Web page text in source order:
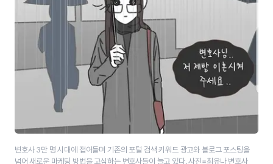
변호사 3만 명 시대에 접어들며 기존의 포털 검색 키워드 광고와 블로그 포스팅을
넘어 새로운 마케팅 방법을 고심하는 변호사들이 늘고 있다. 사진=최유나 변호사